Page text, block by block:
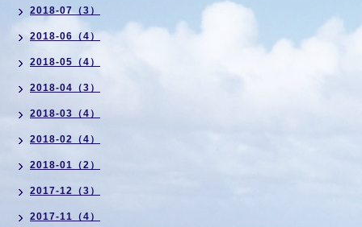
2018-07（3）
2018-06（4）
2018-05（4）
2018-04（3）
2018-03（4）
2018-02（4）
2018-01（2）
2017-12（3）
2017-11（4）